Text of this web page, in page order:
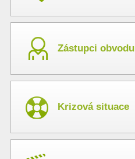
Zástupci obvodu
Krizová situace